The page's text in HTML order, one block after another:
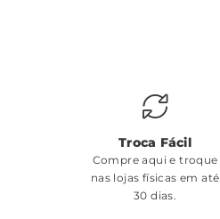
Troca Fácil
Compre aqui e troque
nas lojas físicas em até
30 dias.